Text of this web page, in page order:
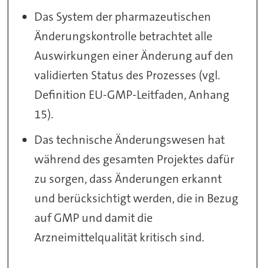
Das System der pharmazeutischen
Änderungskontrolle betrachtet alle
Auswirkungen einer Änderung auf den
validierten Status des Prozesses (vgl.
Definition EU-GMP-Leitfaden, Anhang
15).
Das technische Änderungswesen hat
während des gesamten Projektes dafür
zu sorgen, dass Änderungen erkannt
und berücksichtigt werden, die in Bezug
auf GMP und damit die
Arzneimittelqualität kritisch sind.